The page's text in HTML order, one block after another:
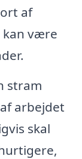
af
kan være
stram
arbejdet
skal